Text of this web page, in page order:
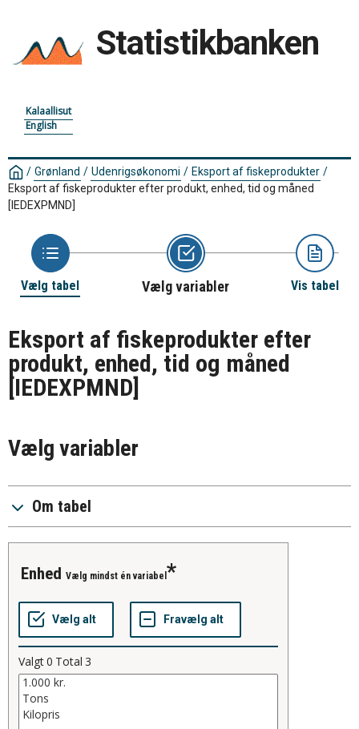
Statistikbanken
Kalaallisut
English
/ Grønland / Udenrigsøkonomi / Eksport af fiskeprodukter /
Eksport af fiskeprodukter efter produkt, enhed, tid og måned
[IEDEXPMND]
Vælg tabel Vælg variabler Vis tabel
Eksport af fiskeprodukter efter
produkt, enhed, tid og måned
[IEDEXPMND]
Vælg variabler
Om tabel
enhed Vælg mindst én variabel
Valgt0 Total 3